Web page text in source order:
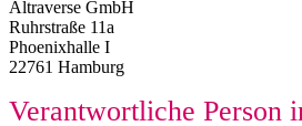
Altraverse GmbH
Ruhrstraße 11a
Phoenixhalle I
22761 Hamburg
Verantwortliche Person